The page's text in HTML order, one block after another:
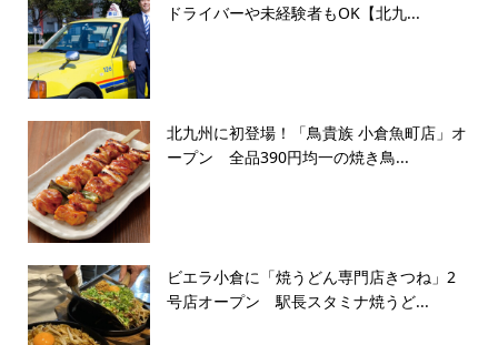
ドライバーや未経験者もOK【北九...
北九州に初登場！「鳥貴族 小倉魚町店」オ
ープン 全品390円均一の焼き鳥...
ビエラ小倉に「焼うどん専門店きつね」2
号店オープン 駅長スタミナ焼うど...